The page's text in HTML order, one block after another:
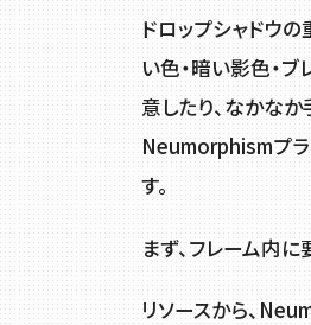
ドロップシャドウ
い色・暗い影色・
意したり、なかな
Neumorphismプ
す。
まず、フレーム内に
リソースから、